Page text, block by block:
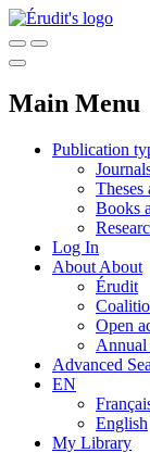
Main Menu
Publication
Theses
Books
Log In
About About
Érudit
Open
Annual
Advanced
EN
English
My Library